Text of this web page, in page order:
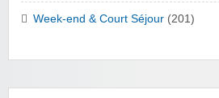
Week-end & Court Séjour (201)